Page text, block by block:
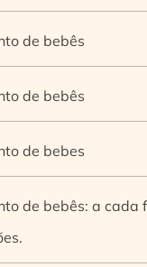
de bebês
de bebês
de bebes
de bebês: a cada